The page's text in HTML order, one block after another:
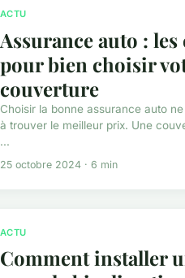
ACTU
Assurance auto : les
pour bien choisir
couverture
Choisir la bonne assurance auto
à trouver le meilleur prix. Une
...
25 octobre 2024 · 6 min
ACTU
Comment installer